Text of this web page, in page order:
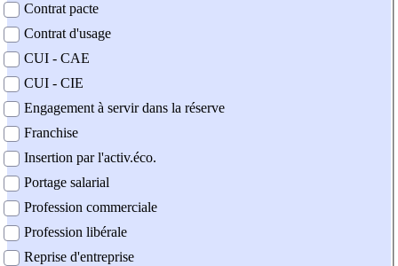
Contrat pacte
Contrat d'usage
CUI - CAE
CUI - CIE
Engagement à servir dans la réserve
Franchise
Insertion par l'activ.éco.
Portage salarial
Profession commerciale
Profession libérale
Reprise d'entreprise